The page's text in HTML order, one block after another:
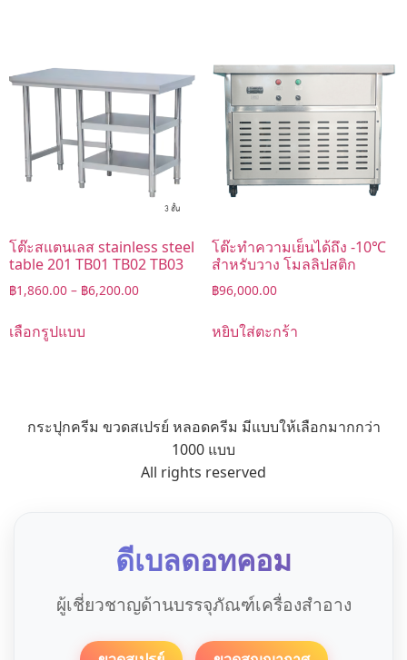
โต๊ะสแตนเลส stainless steel
table 201 TB01 TB02 TB03
฿1,860.00 – ฿6,200.00
เลือกรูปแบบ
โต๊ะทำความเย็นได้ถึง -10℃
สำหรับวาง โมลลิปสติก
฿96,000.00
หยิบใส่ตะกร้า
กระปุกครีม ขวดสเปรย์ หลอดครีม มีแบบให้เลือกมากกว่า
1000 แบบ
All rights reserved
ดีเบลดอทคอม
ผู้เชี่ยวชาญด้านบรรจุภัณฑ์เครื่องสำอาง